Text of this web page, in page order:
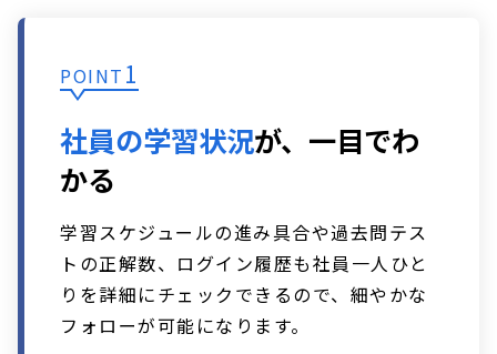
POINT 1
社員の学習状況が、 一目でわ
かる
学習スケジュールの進み具合や過去問テス
トの正解数、ログイン履歴も社員一人ひと
りを詳細にチェックできるので、細やかな
フォローが可能になります。